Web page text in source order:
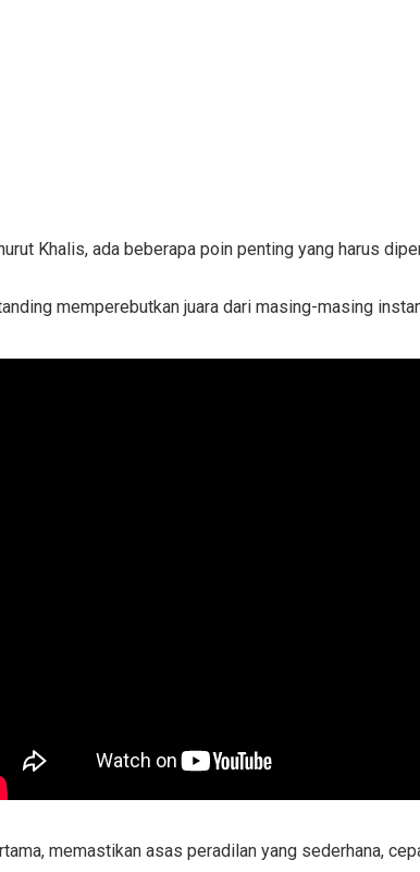
Khalis, ada beberapa poin penting yang harus
memperebutkan juara dari masing-masing
memastikan asas peradilan yang sederhana,